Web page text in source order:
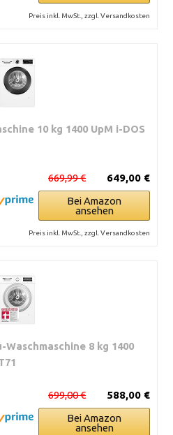
Preis inkl. MwSt., zzgl. Versandkosten
10 kg 1400 UpM i-DOS
649,00 €
669,99 €
Bei Amazon
ansehen
Preis inkl. MwSt., zzgl. Versandkosten
8 kg 1400
588,00 €
699,00 €
Bei Amazon
ansehen